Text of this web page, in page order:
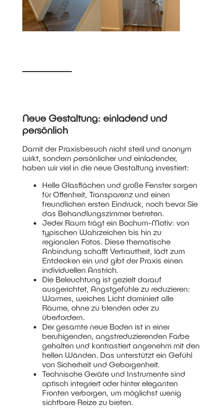
Neue Gestaltung: einladend und
persönlich
Damit der Praxisbesuch nicht steril und anonym
wirkt, sondern persönlicher und einladender,
haben wir viel in die neue Gestaltung investiert:
Helle Glasflächen und große Fenster sorgen
für Offenheit, Transparenz und einen
freundlichen ersten Eindruck, noch bevor Sie
das Behandlungszimmer betreten.
Jeder Raum trägt ein Bochum-Motiv: von
typischen Wahrzeichen bis hin zu
regionalen Fotos. Diese thematische
Anbindung schafft Vertrautheit, lädt zum
Entdecken ein und gibt der Praxis einen
individuellen Anstrich.
Die Beleuchtung ist gezielt darauf
ausgerichtet, Angstgefühle zu reduzieren:
Warmes, weiches Licht dominiert alle
Räume, ohne zu blenden oder zu
überfordern.
Der gesamte neue Boden ist in einer
beruhigenden, angstreduzierenden Farbe
gehalten und kontrastiert angenehm mit den
hellen Wänden. Das unterstützt ein Gefühl
von Sicherheit und Geborgenheit.
Technische Geräte und Instrumente sind
optisch integriert oder hinter eleganten
Fronten verborgen, um möglichst wenig
sichtbare Reize zu bieten.